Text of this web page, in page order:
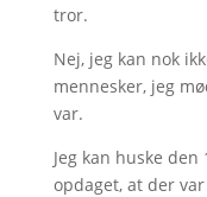
tror.
Nej, jeg kan nok
mennesker, jeg
var.
Jeg kan huske
opdaget, at der